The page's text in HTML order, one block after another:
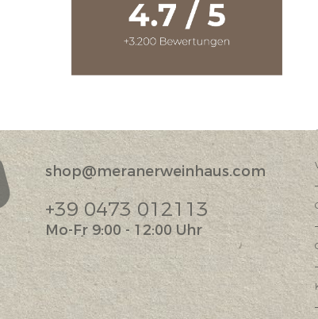
shop@meranerweinhaus.com
+39 0473 012113
Mo-Fr 9:00 - 12:00 Uhr